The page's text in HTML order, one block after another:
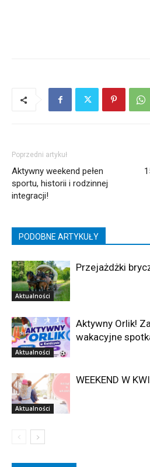
Poprzedni artykuł
Aktywny weekend pełen
sportu, historii i rodzinnej
integracji!
PODOBNE ARTYKUŁY
Aktualności
Przejażdżki
Aktualności
Aktywny Orlik!
wakacyjne
Aktualności
WEEKEND W